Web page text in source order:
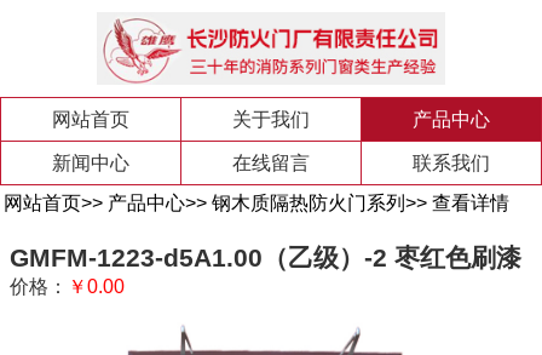
网站首页 关于我们 产品中心
新闻中心 在线留言
联系我们
网站首页>> 产品中心>> 钢木质隔热防火门系列 >> 查看详情
GMFM-1223-d5A1.00（乙级）-2 枣红色刷漆
价格： ￥0.00